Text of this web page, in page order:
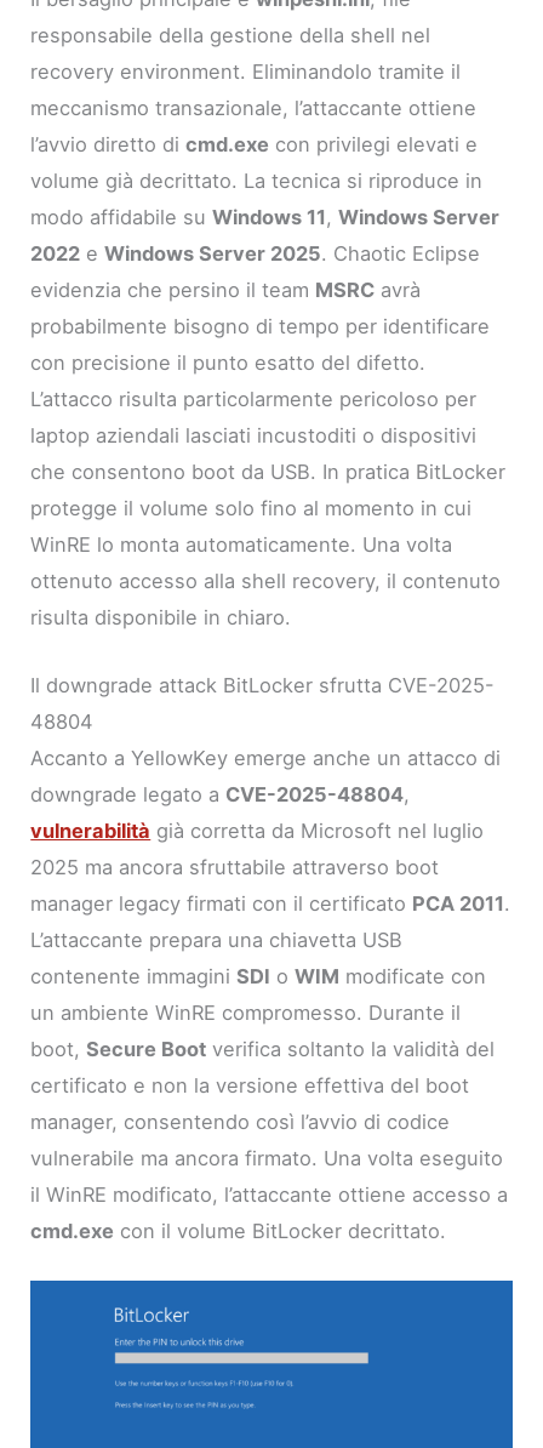
responsabile della gestione della shell nel
recovery environment. Eliminandolo tramite il
meccanismo transazionale, l’attaccante ottiene
l’avvio diretto dicmd.exe con privilegi elevati e
volume già decrittato. La tecnica si riproduce in
modo affidabile suWindows 11 ,Windows Server
2022 eWindows Server 2025. Chaotic Eclipse
evidenzia che persino il team MSRC avrà
probabilmente bisogno di tempo per identificare
con precisione il punto esatto del difetto.
L’attacco risulta particolarmente pericoloso per
laptop aziendali lasciati incustoditi o dispositivi
che consentono boot da USB. In pratica BitLocker
protegge il volume solo fino al momento in cui
WinRE lo monta automaticamente. Una volta
ottenuto accesso alla shell recovery, il contenuto
risulta disponibile in chiaro.
Il downgrade attack BitLocker sfrutta CVE-2025-
48804
Accanto a YellowKey emerge anche un attacco di
downgrade legato a CVE-2025-48804,
vulnerabilità già corretta da Microsoft nel luglio
2025 ma ancora sfruttabile attraverso boot
manager legacy firmati con il certificato PCA 2011.
L’attaccante prepara una chiavetta USB
contenente immaginiSDI oWIM modificate con
un ambiente WinRE compromesso. Durante il
boot,Secure Boot verifica soltanto la validità del
certificato e non la versione effettiva del boot
manager, consentendo così l’avvio di codice
vulnerabile ma ancora firmato. Una volta eseguito
il WinRE modificato, l’attaccante ottiene accesso a
cmd.exe con il volume BitLocker decrittato.